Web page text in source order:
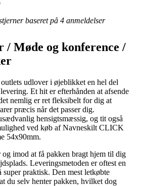
baseret på 4 anmeldelser
Møde og konference /
udlover i øjeblikket en hel del
Et hit er efterhånden at afsende
nemlig er ret fleksibelt for dig at
præcis når det passer dig.
hensigtsmæssig, og tit også
ved køb af Navneskilt CLICK
54x90mm.
imod at få pakken bragt hjem til dig
Leveringsmetoden er oftest en
super praktisk. Den mest letkøbte
du selv henter pakken, hvilket dog